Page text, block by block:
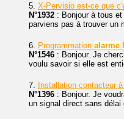
5. X-Pervisio est-ce que
N°1932 : Bonjour à tous
parviens pas à trouver un
6. Programmation alarme
N°1546 : Bonjour. Je
voulu savoir si elle est
7. Installation contacteur
N°1396 : Bonjour. Je
un signal direct sans délai